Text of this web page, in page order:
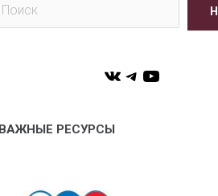
VKTelegram
YouTube